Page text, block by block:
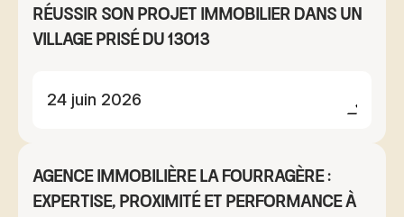
réussir son projet immobilier dans un
village prisé du 13013
24 juin 2026
Agence immobilière La Fourragère :
expertise, proximité et performance à